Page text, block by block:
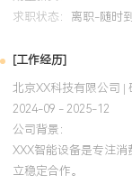
求职状态： 离职-随时
[工作经历]
北京XX科技有限公司 |
2024-09 - 2025-12
公司背景：
XXX智能设备是专注
立稳定合作。